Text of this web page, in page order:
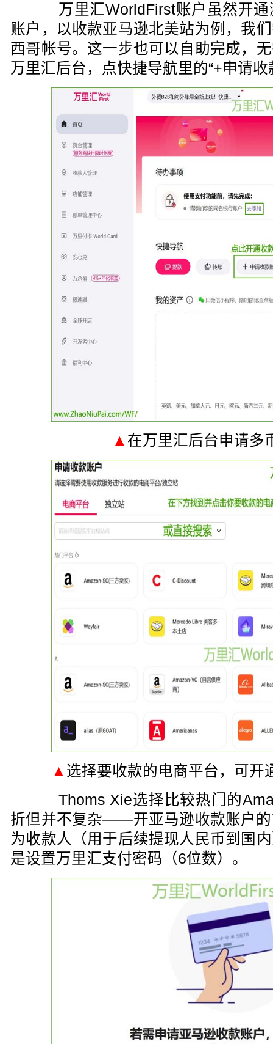
万里汇WorldFirst账户虽然开通
账户，以收款亚马逊北美站为例，我
西哥帐号。这一步也可以自助完成，
万里汇后台，点快捷导航里的“+申请收
▲ 在万里汇后台申请多
▲ 选择要收款的电商平台，可开
Thoms Xie选择比较热门的
折但并不复杂——开亚马逊收款账户
为收款人
（用于后续提现人民币到国
是设置万里汇支付密码（6位数）。